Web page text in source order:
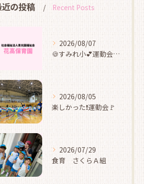
の投稿 Recent Posts
2026/08/07
🍪すみれ小💕運動会ごっこ遊び🍬
2026/08/05
楽しかった❗運動会🚩
2026/07/29
食育 さくらＡ組